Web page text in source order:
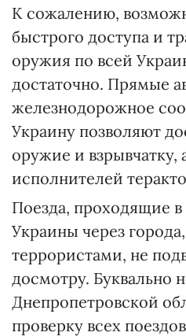
К сожалению,
быстрого доступа и
оружия по всей
достаточно. Прямые
железнодорожное
Украину позволяют
оружие и взрывчатку,
исполнителей
Поезда, проходящие
Украины через
террористами, не
досмотру. Буквально
Днепропетровской
проверку всех